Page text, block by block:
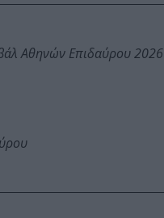
Αθηνών Επιδαύρου 2026